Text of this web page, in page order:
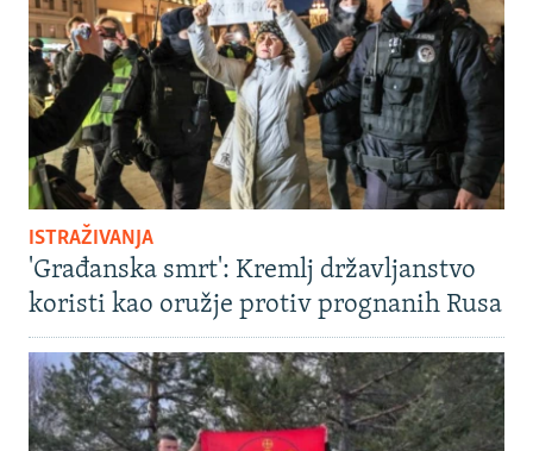
ISTRAŽIVANJA
'Građanska smrt': Kremlj državljanstvo
koristi kao oružje protiv prognanih Rusa